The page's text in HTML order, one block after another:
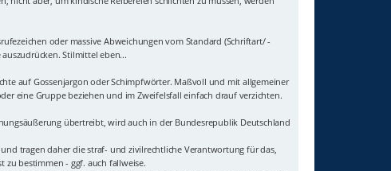
oder massive Abweichungen vom Standard (Schriftart/ -
Stilmittel eben...
auf Gossenjargon oder Schimpfwörter. Maßvoll und mit allgemeiner
eine Gruppe beziehen und im Zweifelsfall einfach drauf verzichten.
übertreibt, wird auch in der Bundesrepublik Deutschland
tragen daher die straf- und zivilrechtliche Verantwortung für das,
zu bestimmen - ggf. auch fallweise.